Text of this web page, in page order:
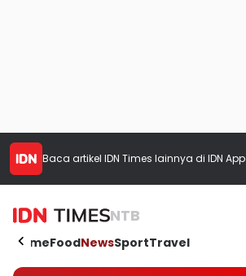
Baca artikel IDN Times lainnya di IDN App
NTB
HomeFoodNewsSportTravel